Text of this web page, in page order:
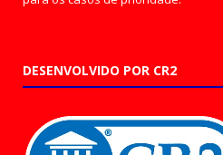
DESENVOLVIDO POR CR2